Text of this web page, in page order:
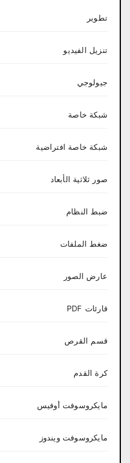
تطوير
تنزيل الفيديو
جيولوجي
شبكة خاصة
شبكة خاصة افتراضية
صور ثلاثية الأبعاد
ضبط النظام
ضغط الملفات
عارض الصور
قارئات PDF
قسم القرص
كرة القدم
مايكروسوفت أوفيس
مايكروسوفت ويندوز